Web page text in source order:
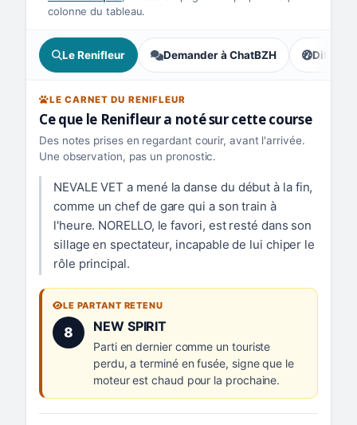
colonne du tableau.
Le Renifleur Demander à ChatBZH ,
LE CARNET DU RENIFLEUR
Ce que le Renifleur a noté sur cette course
Des notes prises en regardant courir, avant l'arrivée.
Une observation, pas un pronostic.
NEVALE VET a mené la danse du début à la fin,
comme un chef de gare qui a son train à
l'heure. NORELLO, le favori, est resté dans son
sillage en spectateur, incapable de lui chiper le
rôle principal.
LE PARTANT RETENU
8 Numéro 8 :
NEW SPIRIT
Parti en dernier comme un touriste
perdu, a terminé en fusée, signe que le
moteur est chaud pour la prochaine.